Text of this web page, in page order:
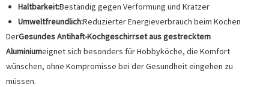
Haltbarkeit:Beständig gegen Verformung und Kratzer
Umweltfreundlich:Reduzierter Energieverbrauch beim Kochen
DerGesundes Antihaft-Kochgeschirrset aus gestrecktem
Aluminiumeignet sich besonders für Hobbyköche, die Komfort
wünschen, ohne Kompromisse bei der Gesundheit eingehen zu
müssen.